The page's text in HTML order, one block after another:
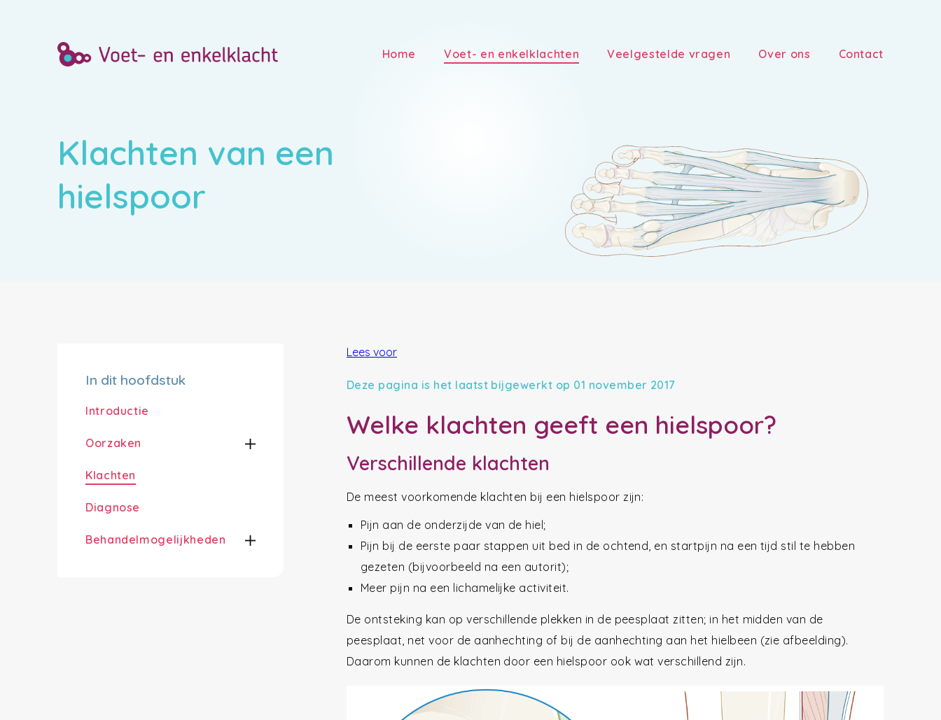
Home Voet- en enkelklachten Veelgestelde vragen Over ons Contact
Klachten van een
hielspoor
In dit hoofdstuk
Introductie
Oorzaken
Klachten
Diagnose
Behandelmogelijkheden
Lees voor
Deze pagina is het laatst bijgewerkt op 01 november 2017
Welke klachten geeft een hielspoor?
Verschillende klachten
De meest voorkomende klachten bij een hielspoor zijn:
Pijn aan de onderzijde van de hiel;
Pijn bij de eerste paar stappen uit bed in de ochtend, en startpijn na een tijd stil te hebben
gezeten (bijvoorbeeld na een autorit);
Meer pijn na een lichamelijke activiteit.
De ontsteking kan op verschillende plekken in de peesplaat zitten; in het midden van de
peesplaat, net voor de aanhechting of bij de aanhechting aan het hielbeen (zie afbeelding).
Daarom kunnen de klachten door een hielspoor ook wat verschillend zijn.